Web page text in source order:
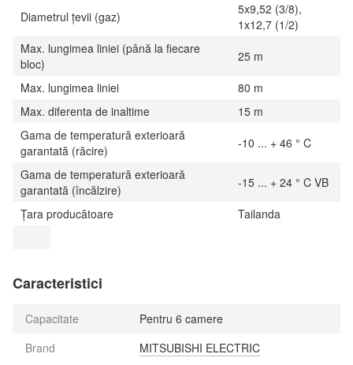
Diametrul țevii (gaz)
5x9,52 (3/8),
1x12,7 (1/2)
Max. lungimea liniei (până la fiecare
bloc)
25 m
Max. lungimea liniei
80 m
Max. diferenta de inaltime
15 m
Gama de temperatură exterioară
garantată (răcire)
-10 ... + 46 ° C
Gama de temperatură exterioară
garantată (încălzire)
-15 ... + 24 ° C VB
Țara producătoare
Tailanda
Caracteristici
Capacitate
Pentru 6 camere
Brand
MITSUBISHI ELECTRIC